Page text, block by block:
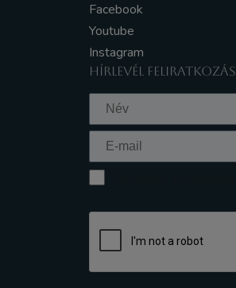
Facebook
Youtube
Instagram
HÍRLEVÉL FELIRATKOZÁS